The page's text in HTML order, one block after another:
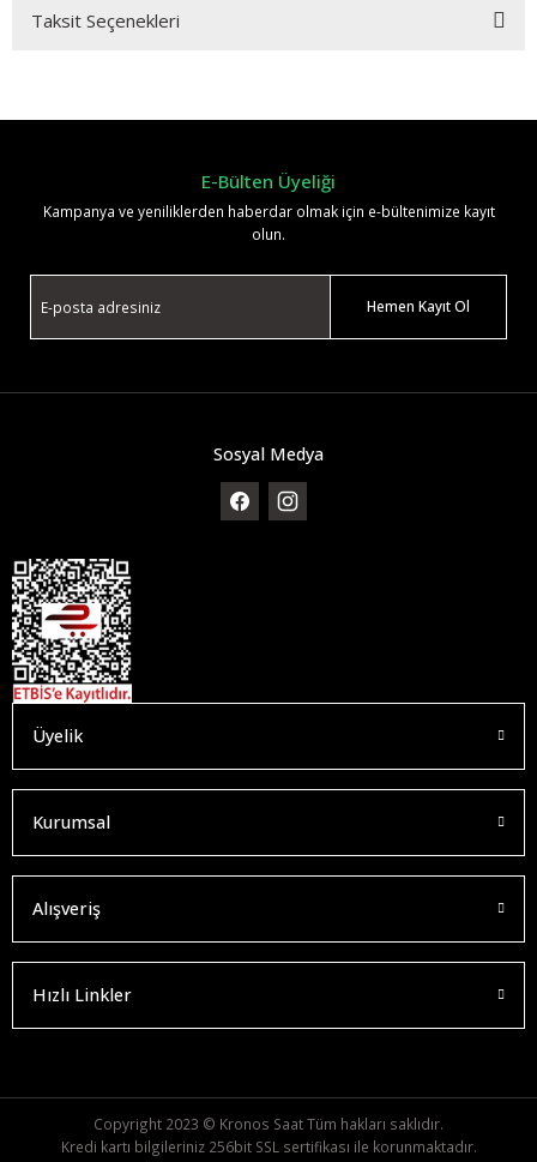
Taksit Seçenekleri
E-Bülten Üyeliği
Kampanya ve yeniliklerden haberdar olmak için e-bültenimize kayıt
olun.
Hemen Kayıt Ol
Sosyal Medya
Üyelik
Kurumsal
Alışveriş
Hızlı Linkler
Copyright 2023 © Kronos Saat Tüm hakları saklıdır.
Kredi kartı bilgileriniz 256bit SSL sertifikası ile korunmaktadır.